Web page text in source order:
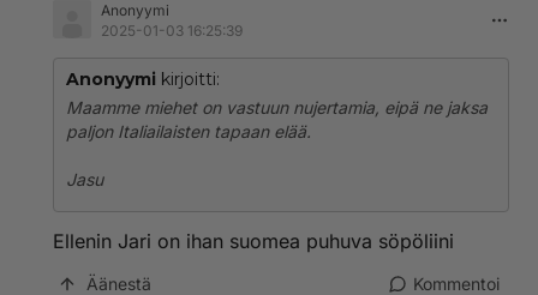
Anonyymi
2025-01-03 16:25:39
Anonyymi kirjoitti:
Maamme miehet on vastuun nujertamia, eipä ne jaksa
paljon Italiailaisten tapaan elää.
Jasu
Ellenin Jari on ihan suomea puhuva söpöliini
Äänestä Kommentoi